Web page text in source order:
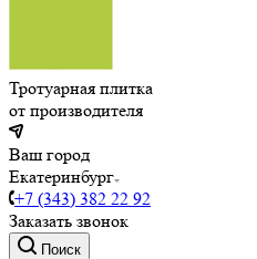
Тротуарная плитка
от производителя
Ваш город
Екатеринбург
+7 (343) 382 22 92
Заказать звонок
Поиск